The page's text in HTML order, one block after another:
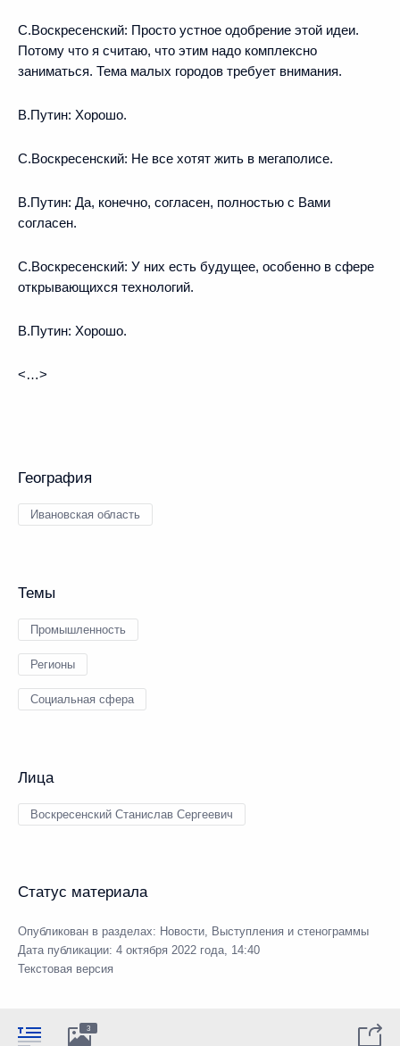
С.Воскресенский: Просто устное одобрение этой идеи.
Потому что я считаю, что этим надо комплексно
заниматься. Тема малых городов требует внимания.
В.Путин: Хорошо.
С.Воскресенский: Не все хотят жить в мегаполисе.
В.Путин: Да, конечно, согласен, полностью с Вами
согласен.
С.Воскресенский: У них есть будущее, особенно в сфере
открывающихся технологий.
В.Путин: Хорошо.
<…>
География
Ивановская область
Темы
Промышленность
Регионы
Социальная сфера
Лица
Воскресенский Станислав Сергеевич
Статус материала
Опубликован в разделах: Новости, Выступления и стенограммы
Дата публикации: 4 октября 2022 года, 14:40
Текстовая версия
3